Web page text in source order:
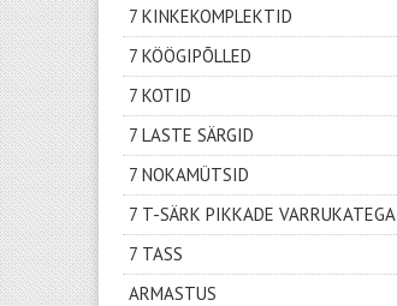
7 KINKEKOMPLEKTID
7 KÖÖGIPÕLLED
7 KOTID
7 LASTE SÄRGID
7 NOKAMÜTSID
7 T-SÄRK PIKKADE VARRUKATEGA
7 TASS
ARMASTUS